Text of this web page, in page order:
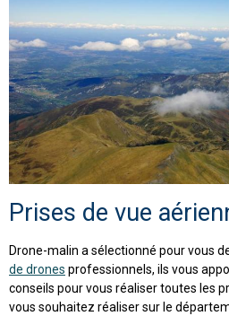
Prises de vue
Drone-malin a sélectionné pour vous
de drones professionnels, ils vous
conseils pour vous réaliser toutes les
vous souhaitez réaliser sur le